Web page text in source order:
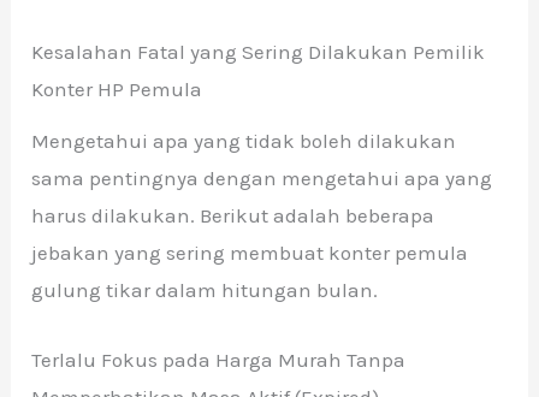
Kesalahan Fatal yang Sering Dilakukan Pemilik
Konter HP Pemula
Mengetahui apa yang tidak boleh dilakukan
sama pentingnya dengan mengetahui apa yang
harus dilakukan. Berikut adalah beberapa
jebakan yang sering membuat konter pemula
gulung tikar dalam hitungan bulan.
Terlalu Fokus pada Harga Murah Tanpa